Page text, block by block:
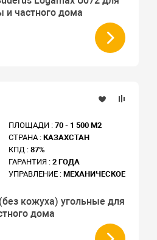
и частного дома
ПЛОЩАДИ : 70 - 1 500 М2
СТРАНА : КАЗАХСТАН
КПД : 87%
ГАРАНТИЯ : 2 ГОДА
УПРАВЛЕНИЕ : МЕХАНИЧЕСКОЕ
кожуха) угольные для
дома